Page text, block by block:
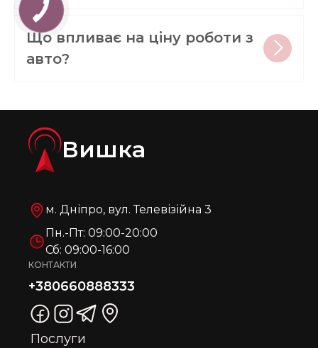
Що впливає на ціну роботи з
авто?
Вишка
м. Дніпро, вул. Телевізійна 3
Пн.-Пт: 09:00-20:00
Сб: 09:00-16:00
КОНТАКТИ
+380660888333
Послуги